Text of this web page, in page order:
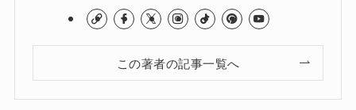
この著者の記事一覧へ